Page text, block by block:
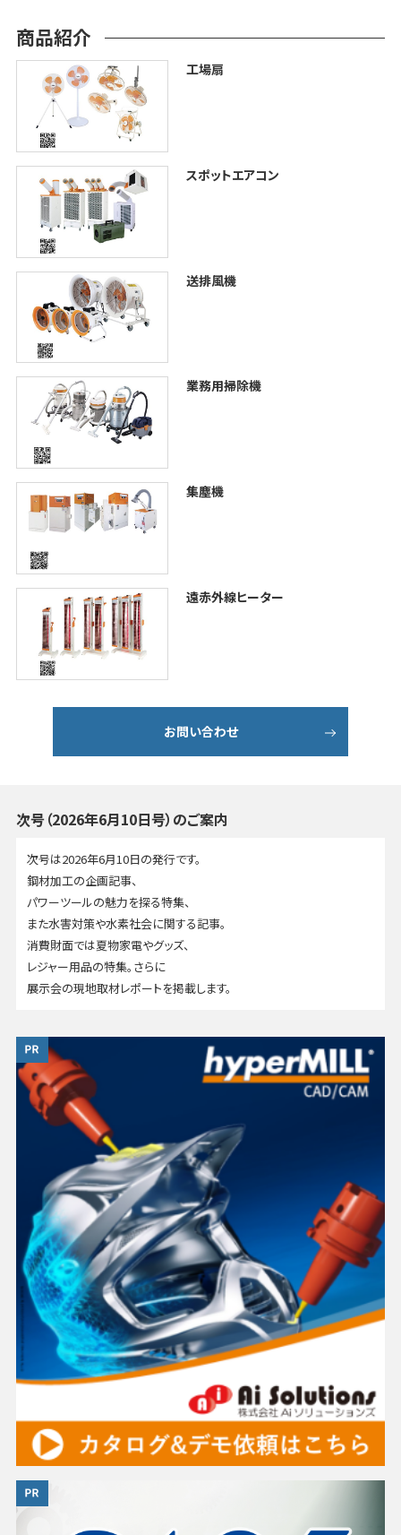
商品紹介
工場扇
スポットエアコン
送排風機
業務用掃除機
集塵機
遠赤外線ヒーター
お問い合わせ
次号（2026年6月10日号）のご案内
次号は2026年6月10日の発行です。
鋼材加工の企画記事、
パワーツールの魅力を探る特集、
また水害対策や水素社会に関する記事。
消費財面では夏物家電やグッズ、
レジャー用品の特集。さらに
展示会の現地取材レポートを掲載します。